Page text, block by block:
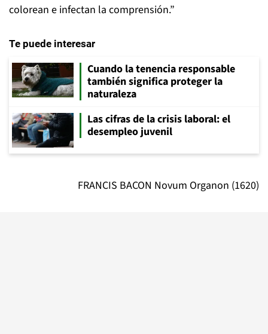
colorean e infectan la comprensión.”
Te puede interesar
Cuando la tenencia responsable
también significa proteger la
naturaleza
Las cifras de la crisis laboral: el
desempleo juvenil
FRANCIS BACON Novum Organon (1620)